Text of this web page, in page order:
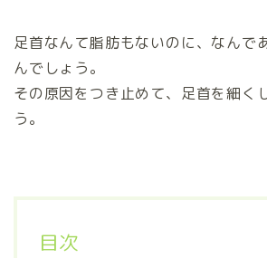
足首なんて脂肪もないのに、なんで
んでしょう。
その原因をつき止めて、足首を細く
う。
目次